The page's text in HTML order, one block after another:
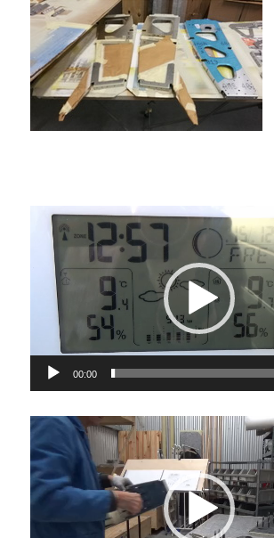
Video-
Player
00:00
Video-
Player